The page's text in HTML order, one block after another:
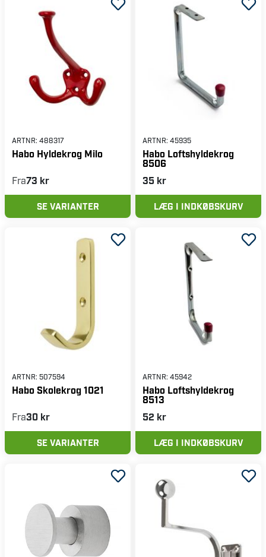
ARTNR: 488317
Habo Hyldekrog Milo
Fra73 kr
SE VARIANTER
ARTNR: 45935
Habo Loftshyldekrog
8506
35 kr
LÆG I INDKØBSKURV
ARTNR: 507594
Habo Skolekrog 1021
Fra30 kr
SE VARIANTER
ARTNR: 45942
Habo Loftshyldekrog
8513
52 kr
LÆG I INDKØBSKURV